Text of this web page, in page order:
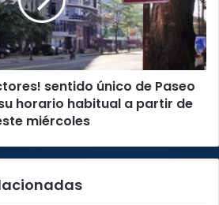
sentido único de Paseo
horario habitual a partir de
miércoles